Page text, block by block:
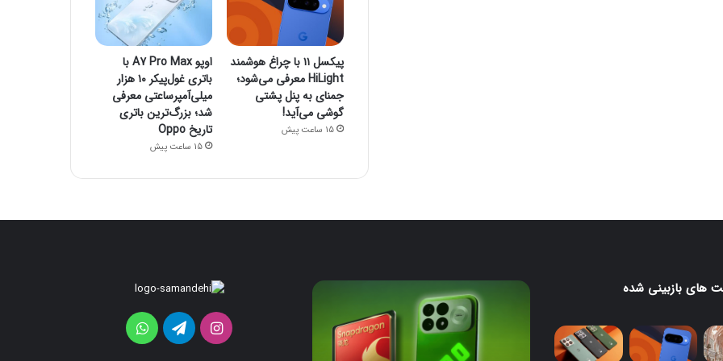
پیکسل ۱۱ با چراغ هوشمند
HiLight معرفی می‌شود؛
جمنای به پنل پشتی
گوشی می‌آید!
15 ساعت پیش
اوپو A7 Pro Max با
باتری غول‌پیکر ۱۰ هزار
میلی‌آمپرساعتی معرفی
شد؛ بزرگ‌ترین باتری
تاریخ Oppo
15 ساعت پیش
های بازبینی شده
ردمی
اینستاگرامتلگرام واتس